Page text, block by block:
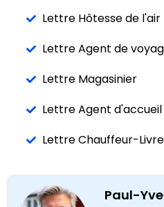
Lettre Hôtesse de l'air
Lettre Agent de
Lettre Magasinier
Lettre Agent d'accueil
Lettre Chauffeur-
Paul-